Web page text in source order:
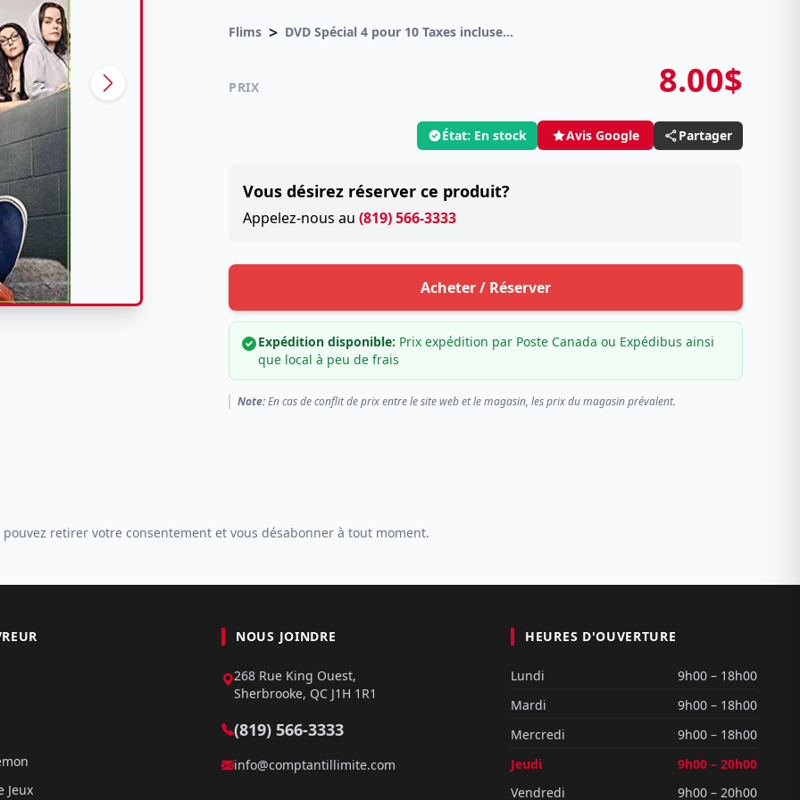
Flims > DVD Spécial 4 pour 10 Taxes incluses sur -4.00$
PRIX 8.00$
État: En stock Avis Google Partager
Vous désirez réserver ce produit?
Appelez-nous au (819) 566-3333
Acheter / Réserver
Expédition disponible: Prix expédition par Poste Canada ou Expédibus ainsi
que local à peu de frais
Note:En cas de conflit de prix entre le site web et le magasin, les prix du magasin prévalent.
pouvez retirer votre consentement et vous désabonner à tout moment.
Jeux
NOUS JOINDRE
268 Rue King Ouest,
Sherbrooke, QC J1H 1R1
(819) 566-3333
info@comptantillimite.com
HEURES D'OUVERTURE
Lundi
9h00 – 18h00
Mardi
9h00 – 18h00
Mercredi
9h00 – 18h00
Jeudi
9h00 – 20h00
Vendredi
9h00 – 20h00